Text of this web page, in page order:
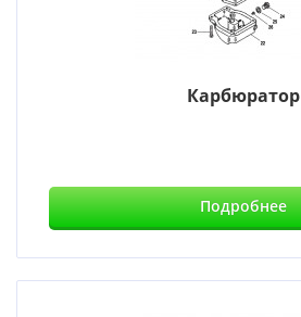
Карбюратор
Подробнее